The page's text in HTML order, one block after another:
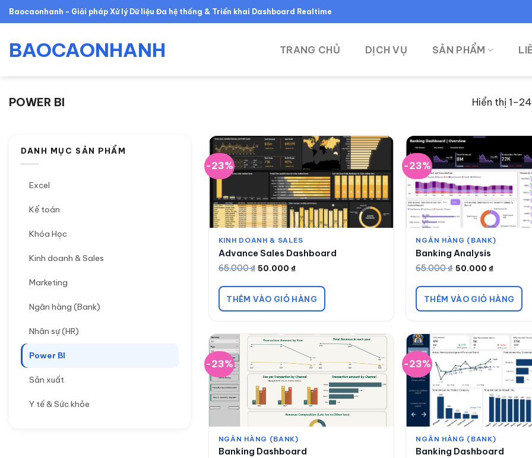
Skip
to
Baocaonhanh - Giải pháp Xử lý Dữ liệu Đa hệ thống & Triển khai Dashboard Realtime
BAOCAONHANH TRANG CHỦ DỊCH VỤ SẢN PHẨM
POWER BI Hiển thị
DANH MỤC SẢN PHẨM
Excel
Kế toán
Khóa Học
Kinh doanh & Sales
Marketing
Ngân hàng (Bank)
Nhân sự (HR)
Power BI
Sản xuất
Y tế & Sức khỏe
-23%
KINH DOANH & SALES
Advance Sales Dashboard
65.000₫
Giá
là:
65.000 ₫.
50.000 ₫
Giá
tại
50.000 ₫.
THÊM VÀO GIỎ HÀNG
-23%
NGÂN HÀNG (BANK)
Banking Analysis
65.000₫
Giá
là:
65.000 ₫.
50.000 ₫
Giá
tại
50.000 ₫.
THÊM VÀO GIỎ HÀNG
-23%
NGÂN HÀNG (BANK)
Banking Dashboard
-23%
NGÂN HÀNG (BANK)
Banking Dashboard